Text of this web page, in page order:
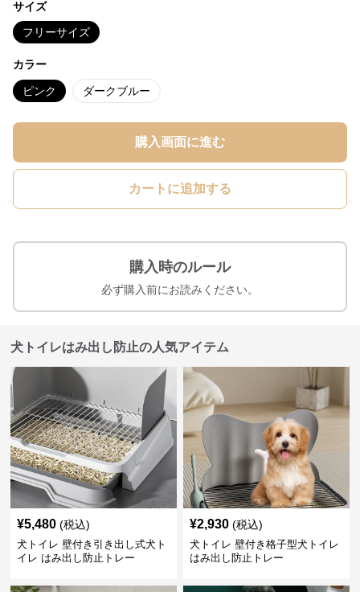
サイズ
フリーサイズ
カラー
ピンク ダークブルー
購入画面に進む
カートに追加する
購入時のルール
必ず購入前にお読みください。
犬トイレはみ出し防止の人気アイテム
¥5,480 (税込)
犬トイレ 壁付き引き出し式犬ト
イレ はみ出し防止トレー
¥2,930 (税込)
犬トイレ 壁付き格子型犬トイレ
はみ出し防止トレー